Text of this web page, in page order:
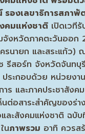
องเลขาธิการสภาพั
คมแห่งชาติ เปิดเวที
จังหวัดภาคตะวันออก
รนายก และสระแก้ว)
รีสอร์ท จังหวัดจันทบุ
ระกอบด้วย หน่วยงา
ร และภาคประชาสังค
นต่อสาระสำคัญของร่
ละสังคมแห่งชาติ ฉบั
นภาพรวม อาทิ ควรส